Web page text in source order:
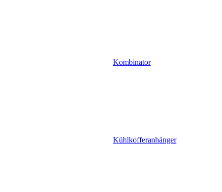
Kombinator
Kühlkofferanhänger